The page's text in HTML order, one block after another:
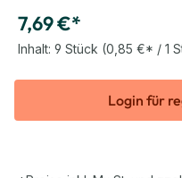
7,69 €*
Inhalt: 9 Stück (0,85 €* / 1
Login für